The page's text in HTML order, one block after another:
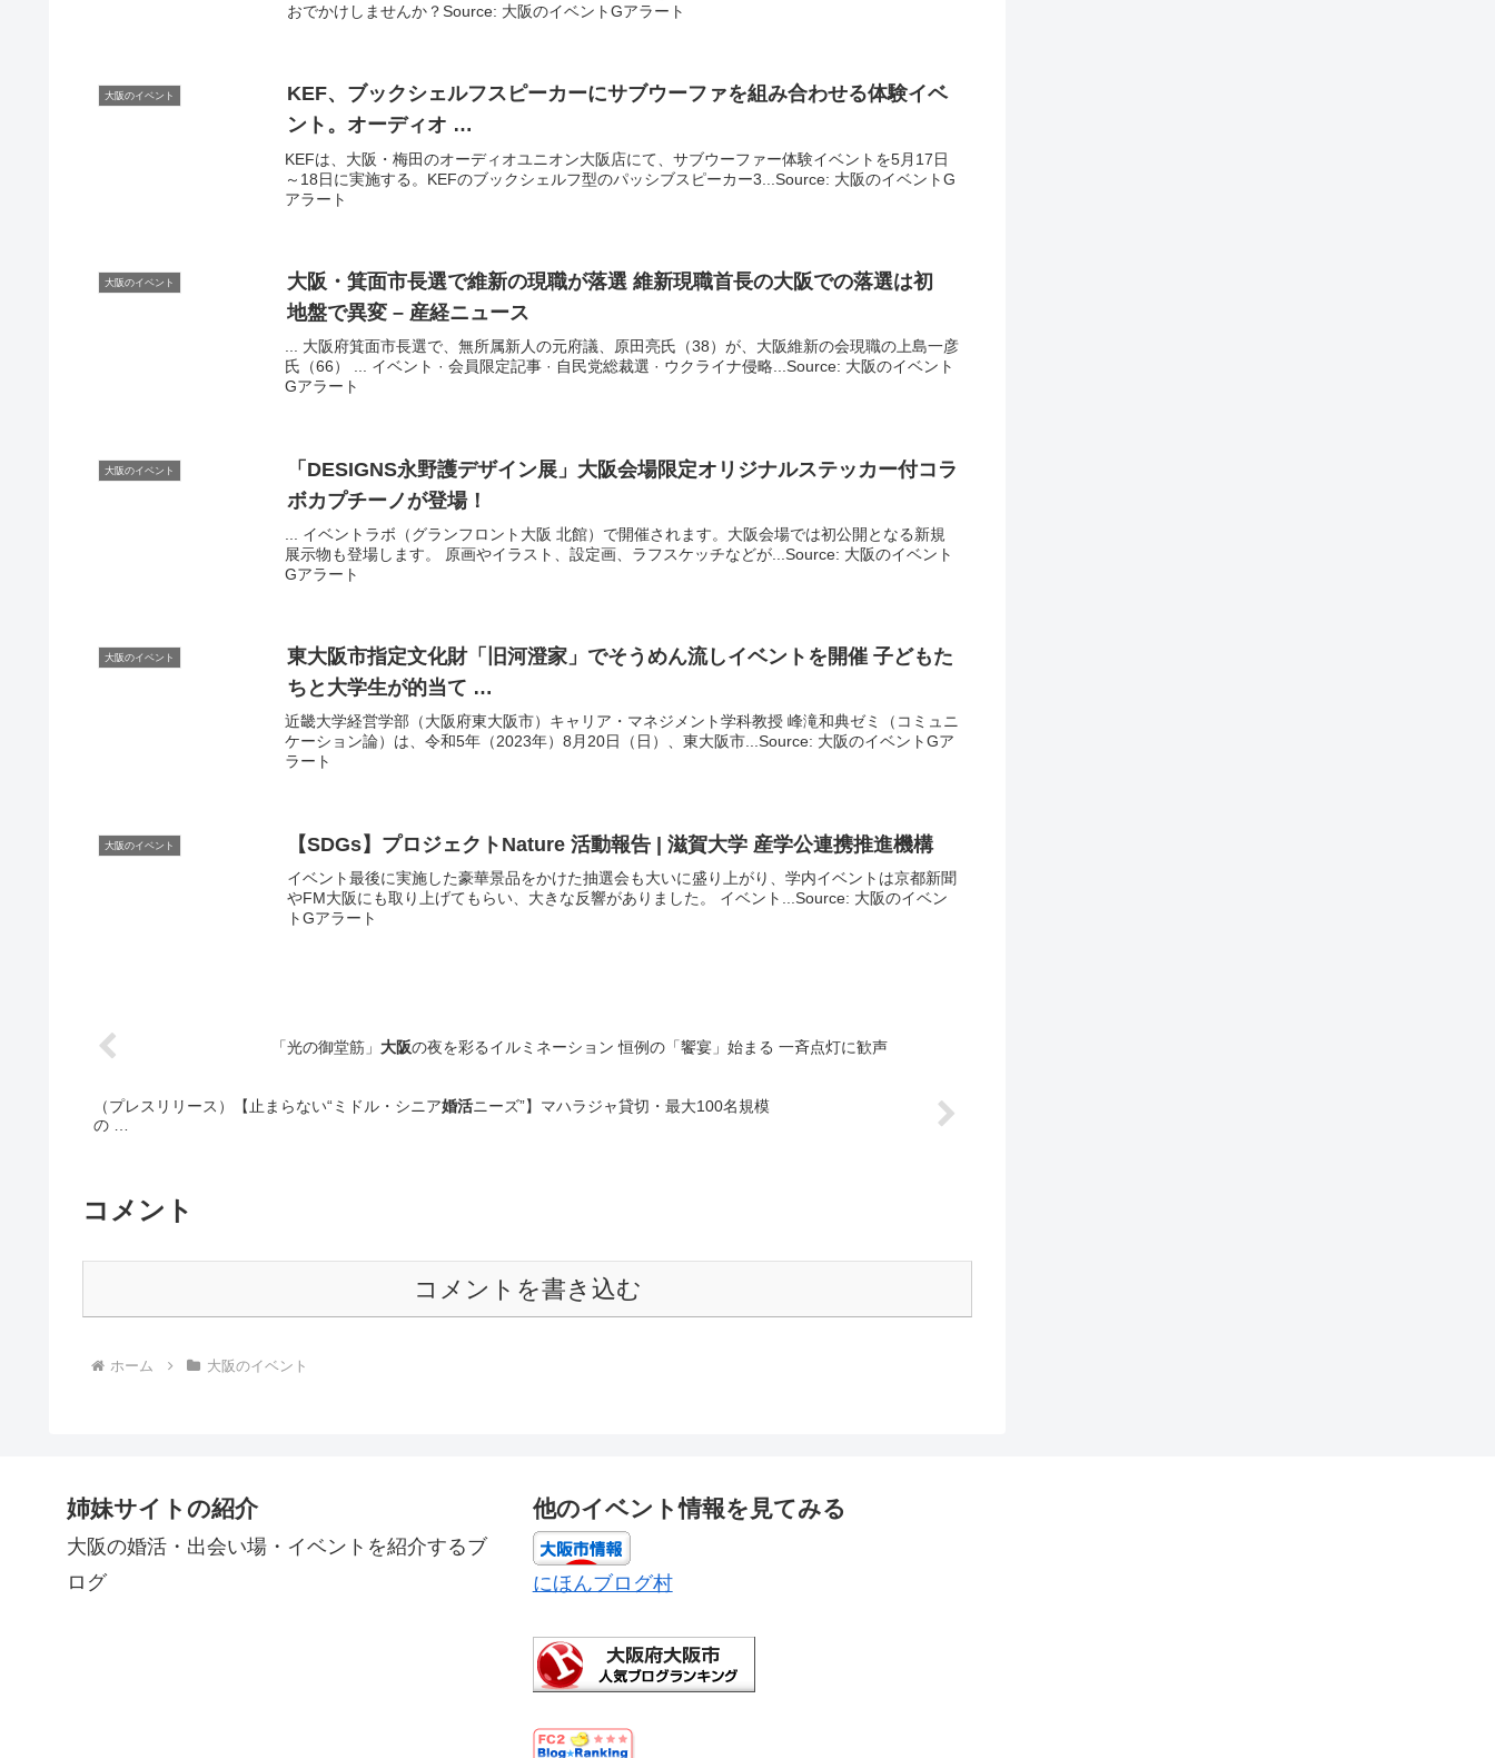
おでかけしませんか？Source: 大阪のイベントGアラート
大阪のイベント KEF、ブックシェルフスピーカーにサブウーファを組み合わせる体験イベ
ント 。オーディオ …
KEFは、大阪・梅田のオーディオユニオン大阪店にて、サブウーファー体験イベントを5月17日
～18日に実施する。KEFのブックシェルフ型のパッシブスピーカー3...Source: 大阪のイベントG
アラート
大阪のイベント 大阪 ・箕面市長選で維新の現職が落選 維新現職首長の大阪での落選は初
地盤で異変 – 産経ニュース
... 大阪府箕面市長選で、無所属新人の元府議、原田亮氏（38）が、大阪維新の会現職の上島一彦
氏（66） ... イベント · 会員限定記事 · 自民党総裁選 · ウクライナ侵略...Source: 大阪のイベント
Gアラート
大阪のイベント 「DESIGNS永野護デザイン展」 大阪会場限定オリジナルステッカー付コラ
ボカプチーノが登場！
... イベントラボ（グランフロント大阪 北館）で開催されます。大阪会場では初公開となる新規
展示物も登場します。 原画やイラスト、設定画、ラフスケッチなどが...Source: 大阪のイベント
Gアラート
大阪のイベント 東大阪市指定文化財「旧河澄家」でそうめん流しイベント を開催 子どもた
ちと大学生が的当て …
近畿大学経営学部（大阪府東大阪市）キャリア・マネジメント学科教授 峰滝和典ゼミ（コミュニ
ケーション論）は、令和5年（2023年）8月20日（日）、東大阪市...Source: 大阪のイベントGア
ラート
大阪のイベント 【SDGs】プロジェクトNature 活動報告 | 滋賀大学 産学公連携推進機構
イベント最後に実施した豪華景品をかけた抽選会も大いに盛り上がり、学内イベントは京都新聞
やFM大阪にも取り上げてもらい、大きな反響がありました。 イベント...Source: 大阪のイベン
トGアラート
「光の御堂筋」 大阪の夜を彩るイルミネーション 恒例の「饗宴」始まる 一斉点灯に歓声
（プレスリリース）【止まらない“ミドル・シニア婚活ニーズ”】マハラジャ貸切・最大100名規模
の …
コメント
コメントを書き込む
ホーム 大阪のイベント
姉妹サイトの紹介
大阪の婚活・出会い場・イベントを紹介するブ
ログ
他のイベント情報を見てみる
にほんブログ村